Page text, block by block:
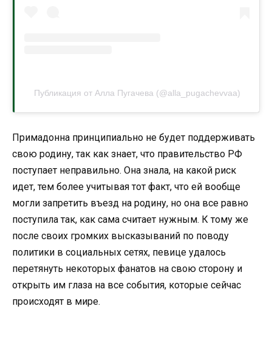
Публикация от Алла Пугачева (@alla_pugachevvaa)
Примадонна принципиально не будет поддерживать
свою родину, так как знает, что правительство РФ
поступает неправильно. Она знала, на какой риск
идет, тем более учитывая тот факт, что ей вообще
могли запретить въезд на родину, но она все равно
поступила так, как сама считает нужным. К тому же
после своих громких высказываний по поводу
политики в социальных сетях, певице удалось
перетянуть некоторых фанатов на свою сторону и
открыть им глаза на все события, которые сейчас
происходят в мире.